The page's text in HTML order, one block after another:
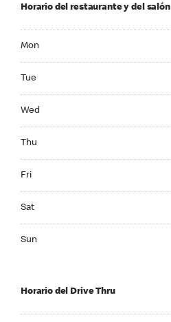
Horario del restaurante y del salón
Mon
Tue
Wed
Thu
Fri
Sat
Sun
Horario del Drive Thru